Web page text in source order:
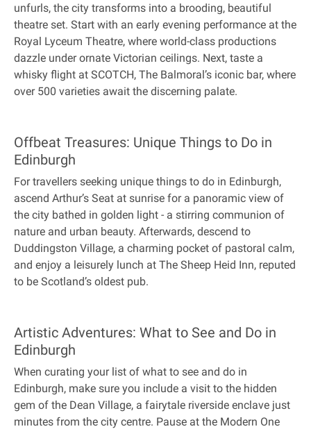
unfurls, the city transforms into a brooding, beautiful
theatre set. Start with an early evening performance at the
Royal Lyceum Theatre, where world-class productions
dazzle under ornate Victorian ceilings. Next, taste a
whisky flight at SCOTCH, The Balmoral’s iconic bar, where
over 500 varieties await the discerning palate.
Offbeat Treasures: Unique Things to Do in
Edinburgh
For travellers seeking unique things to do in Edinburgh,
ascend Arthur’s Seat at sunrise for a panoramic view of
the city bathed in golden light - a stirring communion of
nature and urban beauty. Afterwards, descend to
Duddingston Village, a charming pocket of pastoral calm,
and enjoy a leisurely lunch at The Sheep Heid Inn, reputed
to be Scotland’s oldest pub.
Artistic Adventures: What to See and Do in
Edinburgh
When curating your list of what to see and do in
Edinburgh, make sure you include a visit to the hidden
gem of the Dean Village, a fairytale riverside enclave just
minutes from the city centre. Pause at the Modern One